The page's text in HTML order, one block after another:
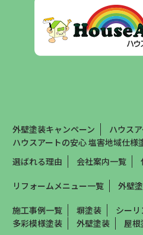
外壁塗装キャンペーン ハウス
ハウスアートの安心 塩害地域仕様
選ばれる理由 会社案内一覧
リフォームメニュー一覧 外壁
施工事例一覧 塀塗装 シー
多彩模様塗装
外壁塗装 屋